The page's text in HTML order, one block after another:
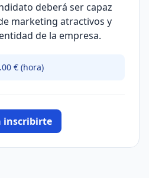
deberá ser capaz
marketing atractivos y
de la empresa.
€ (hora)
inscribirte